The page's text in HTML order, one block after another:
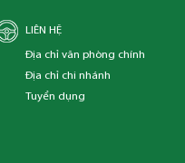
LIÊN HỆ
Địa chỉ văn phòng chính
Địa chỉ chi nhánh
Tuyển dụng